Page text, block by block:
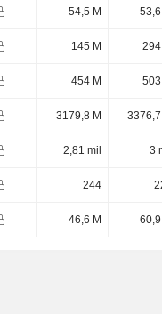
54,5 M 53,6
145 M 294
454 M 503
3179,8 M 3376,7
2,81 mil 3
244
46,6 M 60,9